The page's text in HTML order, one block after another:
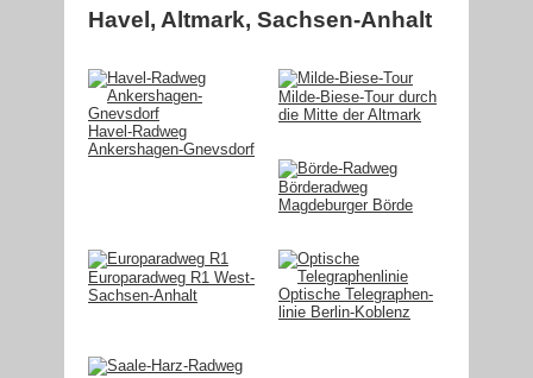
Havel, Altmark, Sachsen-Anhalt
Havel-Radweg
Ankershagen-Gnevsdorf
Milde-Biese-Tour durch
die Mitte der Altmark
Börderadweg
Magdeburger Börde
Europaradweg R1 West-
Sachsen-Anhalt
Optische Telegraphen-
linie Berlin-Koblenz